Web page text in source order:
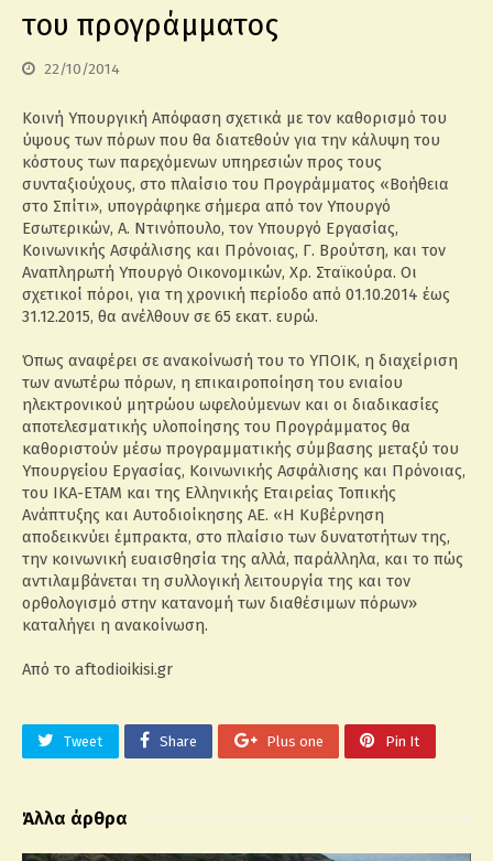
του προγράμματος
22/10/2014
Κοινή Υπουργική Απόφαση σχετικά με τον καθορισμό του
ύψους των πόρων που θα διατεθούν για την κάλυψη του
κόστους των παρεχόμενων υπηρεσιών προς τους
συνταξιούχους, στο πλαίσιο του Προγράμματος «Βοήθεια
στο Σπίτι», υπογράφηκε σήμερα από τον Υπουργό
Εσωτερικών, Α. Ντινόπουλο, τον Υπουργό Εργασίας,
Κοινωνικής Ασφάλισης και Πρόνοιας, Γ. Βρούτση, και τον
Αναπληρωτή Υπουργό Οικονομικών, Χρ. Σταϊκούρα. Οι
σχετικοί πόροι, για τη χρονική περίοδο από 01.10.2014 έως
31.12.2015, θα ανέλθουν σε 65 εκατ. ευρώ.
Όπως αναφέρει σε ανακοίνωσή του το ΥΠΟΙΚ, η διαχείριση
των ανωτέρω πόρων, η επικαιροποίηση του ενιαίου
ηλεκτρονικού μητρώου ωφελούμενων και οι διαδικασίες
αποτελεσματικής υλοποίησης του Προγράμματος θα
καθοριστούν μέσω προγραμματικής σύμβασης μεταξύ του
Υπουργείου Εργασίας, Κοινωνικής Ασφάλισης και Πρόνοιας,
του ΙΚΑ-ΕΤΑΜ και της Ελληνικής Εταιρείας Τοπικής
Ανάπτυξης και Αυτοδιοίκησης ΑΕ. «Η Κυβέρνηση
αποδεικνύει έμπρακτα, στο πλαίσιο των δυνατοτήτων της,
την κοινωνική ευαισθησία της αλλά, παράλληλα, και το πώς
αντιλαμβάνεται τη συλλογική λειτουργία της και τον
ορθολογισμό στην κατανομή των διαθέσιμων πόρων»
καταλήγει η ανακοίνωση.
Από το aftodioikisi.gr
Tweet Share Plus one Pin It
Άλλα άρθρα